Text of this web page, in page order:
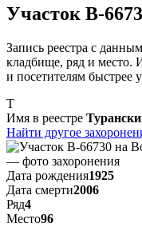
Участок В-
Запись реестра с
кладбище, ряд и место.
и посетителям быстрее
Т
Имя в реестре
Найти другое
Дата рождения1925
Дата смерти2006
Ряд4
Место96